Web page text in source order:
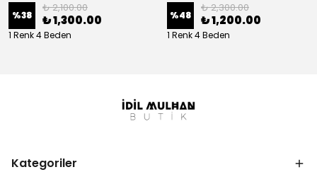
%38
₺ 2,100.00
₺ 1,300.00
1 Renk 4 Beden
%48
₺ 2,300.00
₺ 1,200.00
1 Renk 4 Beden
Kategoriler